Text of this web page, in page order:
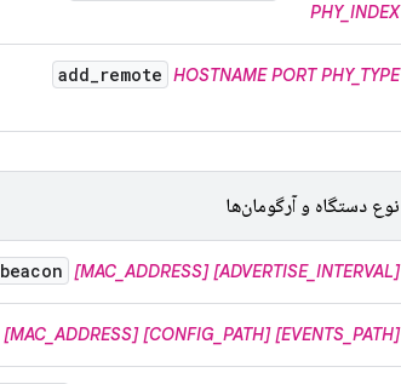
PHY_INDEX
add_remote HOSTNAME PORT PHY_TYPE
نوع دستگاه و آرگومان‌ها
beacon [MAC_ADDRESS] [ADVERTISE_INTERVAL]
[MAC_ADDRESS] [CONFIG_PATH] [EVENTS_PATH]